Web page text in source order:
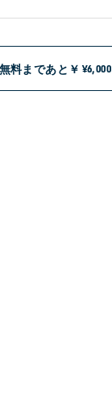
料まであと￥ ¥6,000